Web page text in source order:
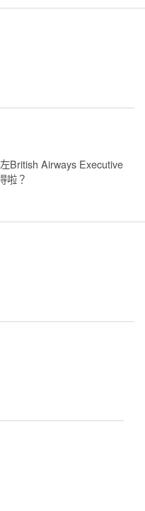
British Airways Executive
啦？